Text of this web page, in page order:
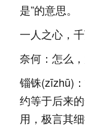
是”的意思。
一人之心，
奈何：怎么，
锱铢(zīzhū)
约等于后来
用，极言其细